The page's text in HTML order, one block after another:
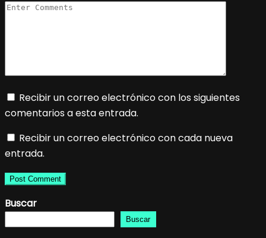
Recibir un correo electrónico con los siguientes
comentarios a esta entrada.
Recibir un correo electrónico con cada nueva
entrada.
Buscar
Buscar